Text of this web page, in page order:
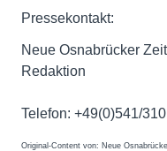
Pressekontakt:
Neue Osnabrücker
Redaktion
Telefon: +49(0)541/
Original-Content von: Neue